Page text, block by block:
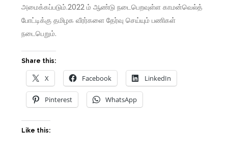
அமைக்கப்படும்.2022 ம் ஆண்டு நடைபெறவுள்ள காமன்வெல்த்
போட்டிக்கு தமிழக வீரர்களை தேர்வு செய்யும் பணிகள்
நடைபெறும்.
Share this:
X Facebook LinkedIn
Pinterest WhatsApp
Like this: